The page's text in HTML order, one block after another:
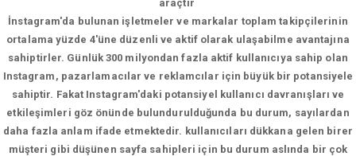
araçtır
İnstagram'da bulunan işletmeler ve markalar toplam takipçilerinin
ortalama yüzde 4'üne düzenli ve aktif olarak ulaşabilme avantajına
sahiptirler. Günlük 300 milyondan fazla aktif kullanıcıya sahip olan
Instagram, pazarlamacılar ve reklamcılar için büyük bir potansiyele
sahiptir. Fakat Instagram'daki potansiyel kullanıcı davranışları ve
etkileşimleri göz önünde bulundurulduğunda bu durum, sayılardan
daha fazla anlam ifade etmektedir. kullanıcıları dükkana gelen birer
müşteri gibi düşünen sayfa sahipleri için bu durum aslında bir çok